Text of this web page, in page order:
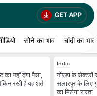
सोने का भाव चांदी का भाव
का नहीं देगा पैसा,
रखी है यह शर्त
India
नोएडा के सेक्टरों
सलारपुर के लिए
का मिलेगा रास्ता